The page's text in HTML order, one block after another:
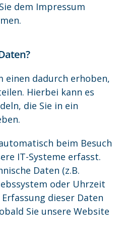
dem Impressum
einen dadurch erhoben,
Hierbei kann es
die Sie in ein
beim Besuch
IT-Systeme erfasst.
Daten (z.B.
oder Uhrzeit
dieser Daten
Sie unsere Website